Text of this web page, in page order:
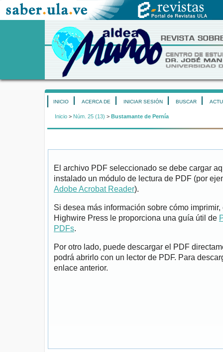
INICIO ACERCA DE INICIAR SESIÓN BUSCAR
Inicio > Núm. 25 (13) > Bustamante de Pernía
El archivo PDF seleccionado se debe cargar
instalado un módulo de lectura de PDF (por
Adobe Acrobat Reader).
Si desea más información sobre cómo
Highwire Press le proporciona una guía útil de
PDFs.
Por otro lado, puede descargar el PDF
podrá abrirlo con un lector de PDF. Para
enlace anterior.